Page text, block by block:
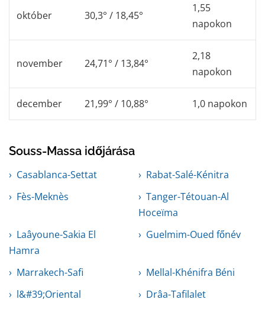
október 30,3° / 18,45°
1,55
napokon
november 24,71° / 13,84°
2,18
napokon
december 21,99° / 10,88° 1,0 napokon
Souss-Massa időjárása
Casablanca-Settat
Rabat-Salé-Kénitra
Fès-Meknès
Tanger-Tétouan-Al
Hoceïma
Laâyoune-Sakia El
Hamra
Guelmim-Oued főnév
Marrakech-Safi
Mellal-Khénifra Béni
l&#39;Oriental
Drâa-Tafilalet